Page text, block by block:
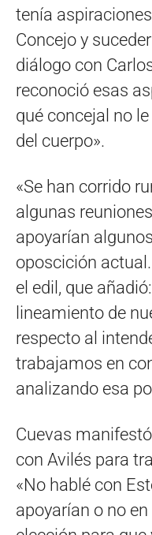
tenía
Concejo y
diálogo con
reconoció esas
qué concejal no
del cuerpo».
«Se han corrido
algunas
apoyarían
oposcición
el edil, que
lineamiento de
respecto al
trabajamos en
analizando esa
Cuevas
con Avilés para
«No hablé con
apoyarían o no